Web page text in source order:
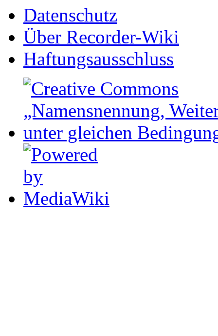
Datenschutz
Über Recorder-Wiki
Haftungsausschluss